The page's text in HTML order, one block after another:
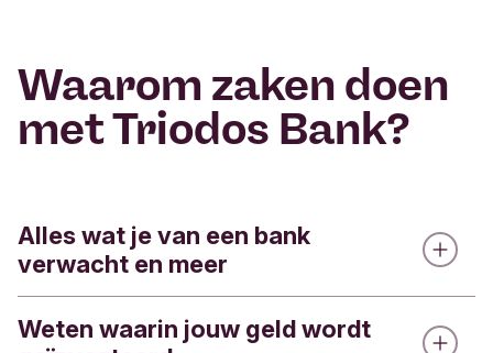
Waarom zaken doen
met Triodos Bank?
Alles wat je van een bank
verwacht en meer
We bieden alle gangbare betaaldiensten om geld
Weten waarin jouw geld wordt